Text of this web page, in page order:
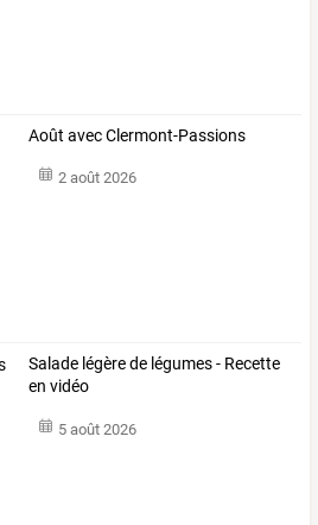
Août avec Clermont-Passions
2 août 2026
Salade légère de légumes - Recette
en vidéo
5 août 2026